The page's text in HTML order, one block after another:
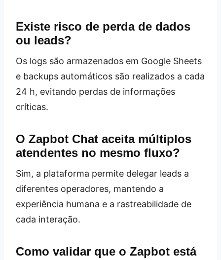
Existe risco de perda de dados
ou leads?
Os logs são armazenados em Google Sheets
e backups automáticos são realizados a cada
24 h, evitando perdas de informações
críticas.
O Zapbot Chat aceita múltiplos
atendentes no mesmo fluxo?
Sim, a plataforma permite delegar leads a
diferentes operadores, mantendo a
experiência humana e a rastreabilidade de
cada interação.
Como validar que o Zapbot está